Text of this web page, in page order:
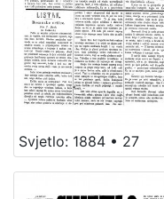
Svjetlo: 1884 • 27